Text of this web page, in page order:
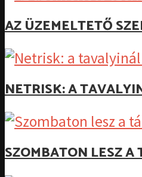
AZ ÜZEMELTETŐ
NETRISK: A
SZOMBATON LESZ A